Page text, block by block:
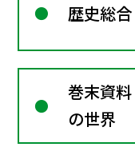
歴史総合
巻末資
の世界